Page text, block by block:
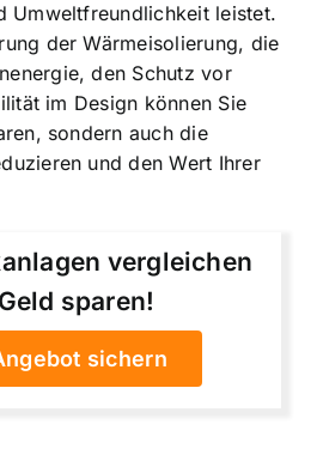
Umweltfreundlichkeit leistet.
der Wärmeisolierung, die
den Schutz vor
im Design können Sie
sondern auch die
und den Wert Ihrer
vergleichen
sparen!
sichern